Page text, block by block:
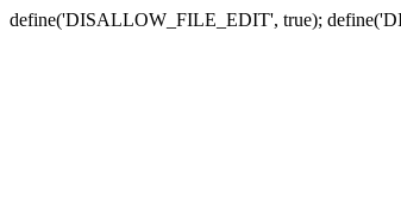
define('DISALLOW_FILE_EDIT', true);